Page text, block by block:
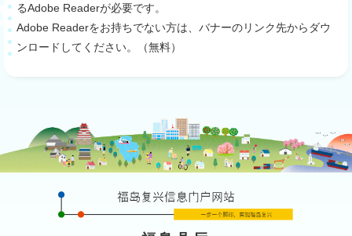
るAdobe Readerが必要です。
Adobe Readerをお持ちでない方は、バナーのリンク先からダウ
ンロードしてください。（無料）